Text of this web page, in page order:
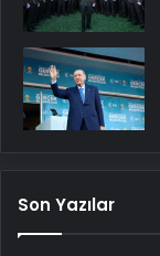
Son Yazılar